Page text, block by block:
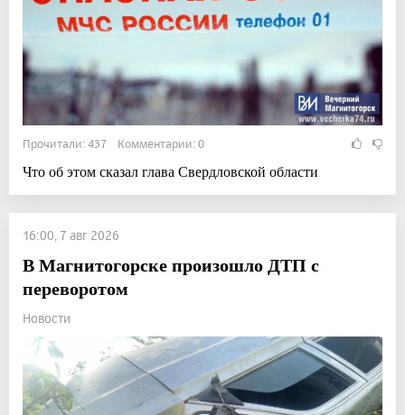
Прочитали: 437 Комментарии: 0
Что об этом сказал глава Свердловской области
16:00, 7 авг 2026
В Магнитогорске произошло ДТП с
переворотом
Новости